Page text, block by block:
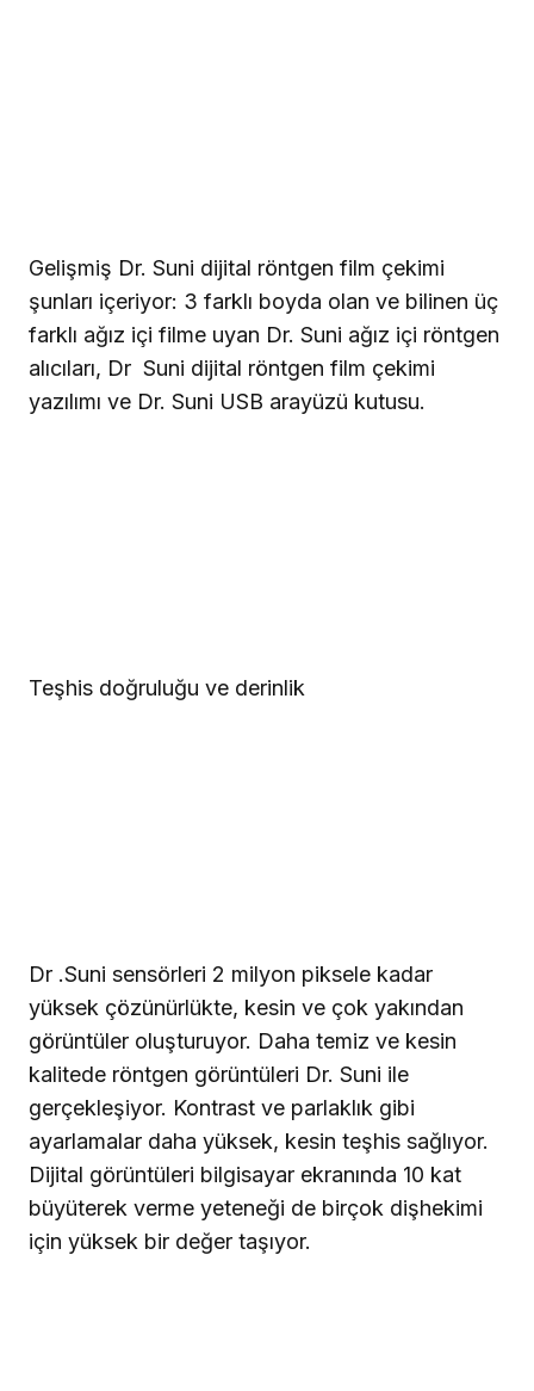
Gelişmiş Dr. Suni dijital röntgen film çekimi
şunları içeriyor: 3 farklı boyda olan ve bilinen üç
farklı ağız içi filme uyan Dr. Suni ağız içi röntgen
alıcıları, Dr Suni dijital röntgen film çekimi
yazılımı ve Dr. Suni USB arayüzü kutusu.
Teşhis doğruluğu ve derinlik
Dr .Suni sensörleri 2 milyon piksele kadar
yüksek çözünürlükte, kesin ve çok yakından
görüntüler oluşturuyor. Daha temiz ve kesin
kalitede röntgen görüntüleri Dr. Suni ile
gerçekleşiyor. Kontrast ve parlaklık gibi
ayarlamalar daha yüksek, kesin teşhis sağlıyor.
Dijital görüntüleri bilgisayar ekranında 10 kat
büyüterek verme yeteneği de birçok dişhekimi
için yüksek bir değer taşıyor.